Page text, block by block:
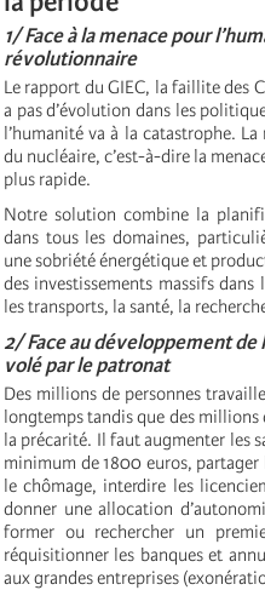
1/ Face à la menace pour
révolutionnaire
Le rapport du GIEC, la faillite des
a pas d’évolution dans les
l’humanité va à la catastrophe.
du nucléaire, c’est-à-dire la
plus rapide.
Notre solution combine la
dans tous les domaines,
une sobriété énergétique et
des investissements massifs
les transports, la santé, la
2/ Face au développement
volé par le patronat
Des millions de personnes
longtemps tandis que des millions
la précarité. Il faut augmenter les
minimum de 1800 euros,
le chômage, interdire les
donner une allocation
former ou rechercher un
réquisitionner les banques et
aux grandes entreprises